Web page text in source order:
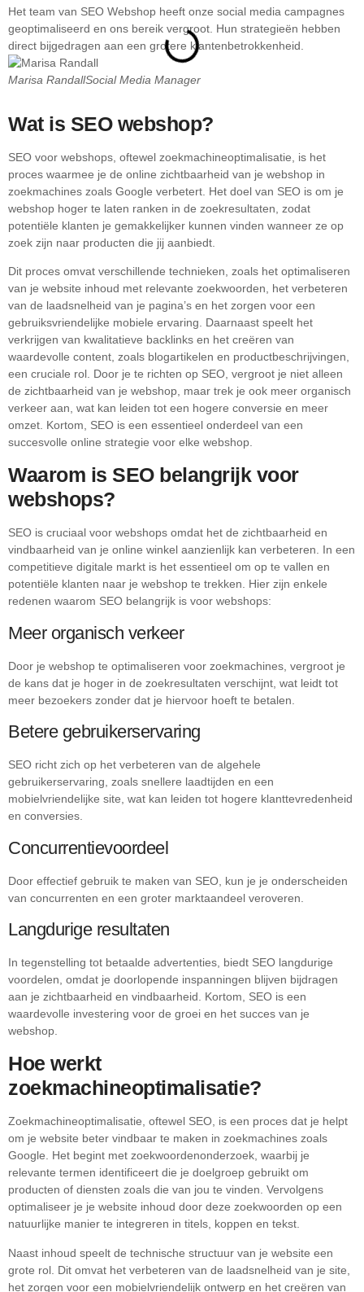
Het team van SEO Webshop heeft onze social media campagnes
geoptimaliseerd en ons bereik vergroot. Hun strategieën hebben
direct bijgedragen aan een grotere klantenbetrokkenheid.
Marisa RandallSocial Media Manager
Wat is SEO webshop?
SEO voor webshops, oftewel zoekmachineoptimalisatie, is het
proces waarmee je de online zichtbaarheid van je webshop in
zoekmachines zoals Google verbetert. Het doel van SEO is om je
webshop hoger te laten ranken in de zoekresultaten, zodat
potentiële klanten je gemakkelijker kunnen vinden wanneer ze op
zoek zijn naar producten die jij aanbiedt.
Dit proces omvat verschillende technieken, zoals het optimaliseren
van je website inhoud met relevante zoekwoorden, het verbeteren
van de laadsnelheid van je pagina’s en het zorgen voor een
gebruiksvriendelijke mobiele ervaring. Daarnaast speelt het
verkrijgen van kwalitatieve backlinks en het creëren van
waardevolle content, zoals blogartikelen en productbeschrijvingen,
een cruciale rol. Door je te richten op SEO, vergroot je niet alleen
de zichtbaarheid van je webshop, maar trek je ook meer organisch
verkeer aan, wat kan leiden tot een hogere conversie en meer
omzet. Kortom, SEO is een essentieel onderdeel van een
succesvolle online strategie voor elke webshop.
Waarom is SEO belangrijk voor
webshops?
SEO is cruciaal voor webshops omdat het de zichtbaarheid en
vindbaarheid van je online winkel aanzienlijk kan verbeteren. In een
competitieve digitale markt is het essentieel om op te vallen en
potentiële klanten naar je webshop te trekken. Hier zijn enkele
redenen waarom SEO belangrijk is voor webshops:
Meer organisch verkeer
Door je webshop te optimaliseren voor zoekmachines, vergroot je
de kans dat je hoger in de zoekresultaten verschijnt, wat leidt tot
meer bezoekers zonder dat je hiervoor hoeft te betalen.
Betere gebruikerservaring
SEO richt zich op het verbeteren van de algehele
gebruikerservaring, zoals snellere laadtijden en een
mobielvriendelijke site, wat kan leiden tot hogere klanttevredenheid
en conversies.
Concurrentievoordeel
Door effectief gebruik te maken van SEO, kun je je onderscheiden
van concurrenten en een groter marktaandeel veroveren.
Langdurige resultaten
In tegenstelling tot betaalde advertenties, biedt SEO langdurige
voordelen, omdat je doorlopende inspanningen blijven bijdragen
aan je zichtbaarheid en vindbaarheid. Kortom, SEO is een
waardevolle investering voor de groei en het succes van je
webshop.
Hoe werkt
zoekmachineoptimalisatie?
Zoekmachineoptimalisatie, oftewel SEO, is een proces dat je helpt
om je website beter vindbaar te maken in zoekmachines zoals
Google. Het begint met zoekwoordenonderzoek, waarbij je
relevante termen identificeert die je doelgroep gebruikt om
producten of diensten zoals die van jou te vinden. Vervolgens
optimaliseer je je website inhoud door deze zoekwoorden op een
natuurlijke manier te integreren in titels, koppen en tekst.
Naast inhoud speelt de technische structuur van je website een
grote rol. Dit omvat het verbeteren van de laadsnelheid van je site,
het zorgen voor een mobielvriendelijk ontwerp en het creëren van